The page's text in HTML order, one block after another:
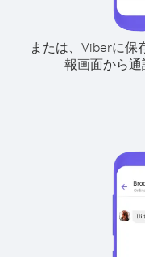
または、Viberに保
報画面から通